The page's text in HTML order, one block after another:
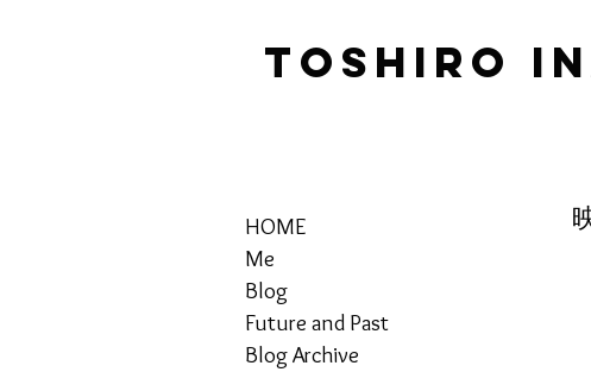
TOSHIRO
HOME
Me
Blog
Future and Past
Blog Archive